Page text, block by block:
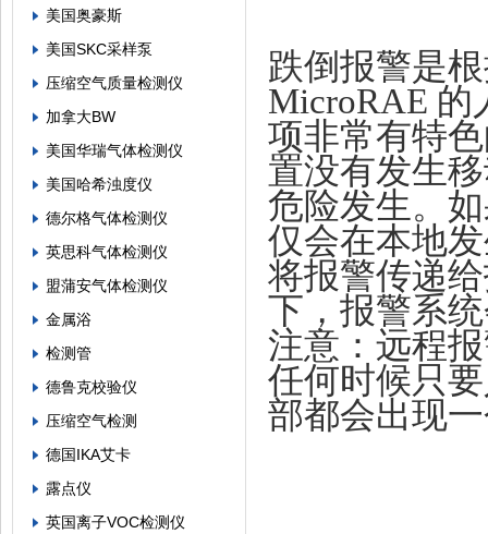
美国奥豪斯
美国SKC采样泵
压缩空气质量检测仪
加拿大BW
美国华瑞气体检测仪
美国哈希浊度仪
德尔格气体检测仪
英思科气体检测仪
盟蒲安气体检测仪
金属浴
检测管
德鲁克校验仪
压缩空气检测
德国IKA艾卡
露点仪
英国离子VOC检测仪
跌倒报警是
MicroRAE 的
项非常有特
置没有发生
危险发生。
仅会在本地
将报警传递
下，报警系
注意：远程
任何时候只
部都会出现